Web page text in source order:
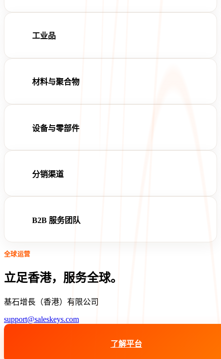
工业品
材料与聚合物
设备与零部件
分销渠道
B2B 服务团队
全球运营
立足香港，服务全球。
基石增長（香港）有限公司
support@saleskeys.com
了解平台